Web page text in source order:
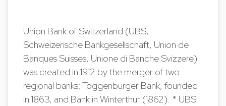
Union Bank of Switzerland (UBS;
Schweizerische Bankgesellschaft, Union de
Banques Suisses, Unione di Banche Svizzere)
was created in 1912 by the merger of two
regional banks: Toggenburger Bank, founded
in 1863, and Bank in Winterthur (1862). * UBS